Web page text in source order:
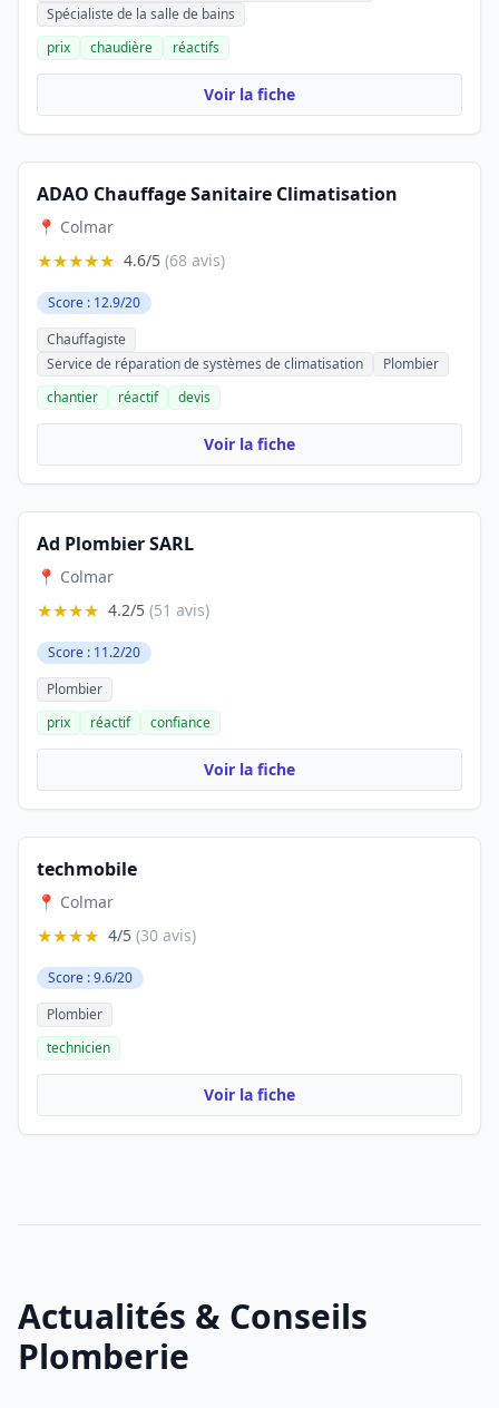
Spécialiste de la salle de bains
prix
chaudière réactifs
Voir la fiche
ADAO Chauffage Sanitaire Climatisation
📍 Colmar
★★★★★ 4.6/5 (68 avis)
Score : 12.9/20
Chauffagiste
Service de réparation de systèmes de climatisation
Plombier
chantier
réactif devis
Voir la fiche
Ad Plombier SARL
📍 Colmar
★★★★ 4.2/5 (51 avis)
Score : 11.2/20
Plombier
prix
réactif confiance
Voir la fiche
techmobile
📍 Colmar
★★★★ 4/5 (30 avis)
Score : 9.6/20
Plombier
technicien
Voir la fiche
Actualités & Conseils
Plomberie